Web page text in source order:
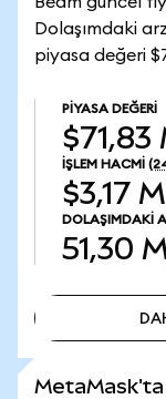
Dolaşımdaki
piyasa değeri
PIYASA DEĞERI
$71,83
İŞLEM HACMI
$3,17
DOLAŞIMDAKI
51,30
MetaMask'ta